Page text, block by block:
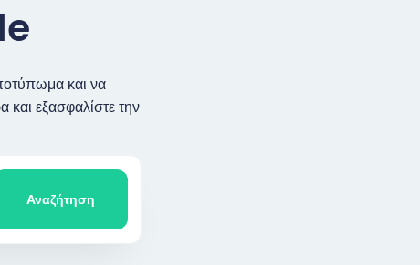
και να
εξασφαλίστε την
Αναζήτηση